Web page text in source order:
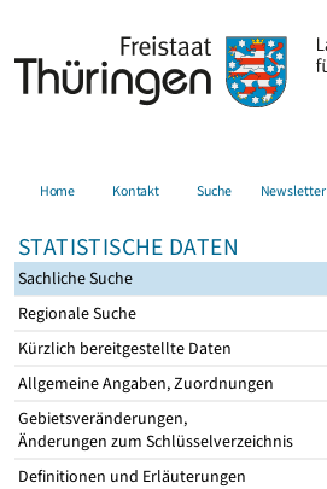
Home Kontakt Suche Newsletter
STATISTISCHE DATEN
Sachliche Suche
Regionale Suche
Kürzlich bereitgestellte Daten
Allgemeine Angaben, Zuordnungen
Gebietsveränderungen,
Änderungen zum Schlüsselverzeichnis
Definitionen und Erläuterungen